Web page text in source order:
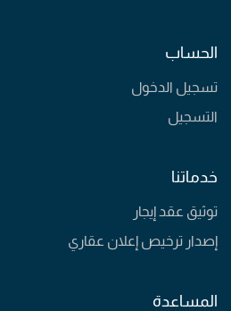
الحساب
تسجيل الدخول
التسجيل
خدماتنا
توثيق عقد إيجار
إصدار ترخيص إعلان عقاري
المساعدة